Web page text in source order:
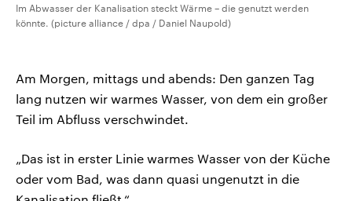
Im Abwasser der Kanalisation steckt Wärme – die genutzt werden
könnte. (picture alliance / dpa / Daniel Naupold)
Am Morgen, mittags und abends: Den ganzen Tag
lang nutzen wir warmes Wasser, von dem ein großer
Teil im Abfluss verschwindet.
„Das ist in erster Linie warmes Wasser von der Küche
oder vom Bad, was dann quasi ungenutzt in die